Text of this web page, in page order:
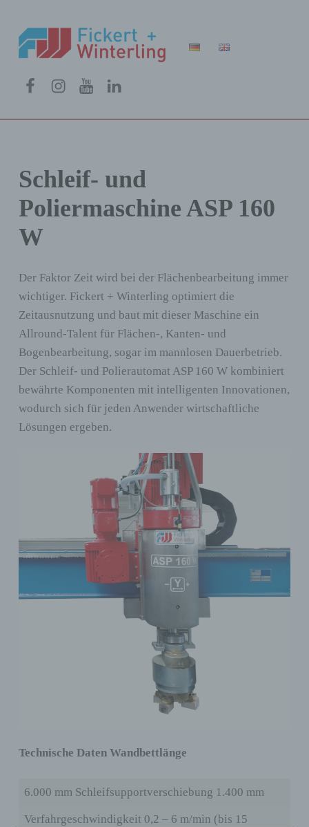
FICKERT + WINTERLING MASCHINENBAU GMBH
Schleif- und
Poliermaschine ASP 160
W
Der Faktor Zeit wird bei der Flächenbearbeitung immer
wichtiger. Fickert + Winterling optimiert die
Zeitausnutzung und baut mit dieser Maschine ein
Allround-Talent für Flächen-, Kanten- und
Bogenbearbeitung, sogar im mannlosen Dauerbetrieb.
Der Schleif- und Polierautomat ASP 160 W kombiniert
bewährte Komponenten mit intelligenten Innovationen,
wodurch sich für jeden Anwender wirtschaftliche
Lösungen ergeben.
Technische Daten Wandbettlänge
6.000 mm Schleifsupportverschiebung 1.400 mm
Verfahrgeschwindigkeit 0,2 – 6 m/min (bis 15